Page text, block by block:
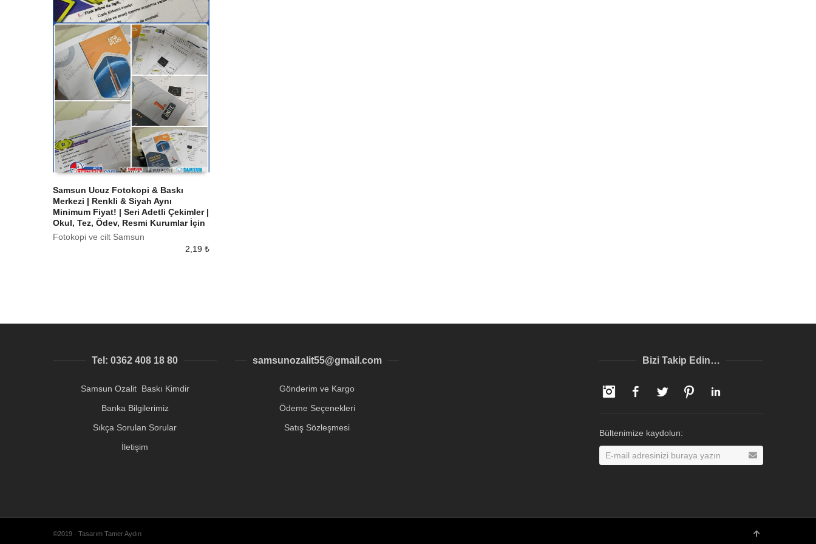
SEPETE EKLE
Samsun Ucuz Fotokopi & Baskı
Merkezi | Renkli & Siyah Aynı
Minimum Fiyat! | Seri Adetli Çekimler |
Okul, Tez, Ödev, Resmi Kurumlar İçin
Fotokopi ve cilt Samsun
2,19 ₺
Tel: 0362 408 18 80
Samsun Ozalit Baskı Kimdir
Banka Bilgilerimiz
Sıkça Sorulan Sorular
İletişim
samsunozalit55@gmail.com
Gönderim ve Kargo
Ödeme Seçenekleri
Satış Sözleşmesi
Bizi Takip Edin…
InstagramFacebookTwitter Pinterest
Bültenimize kaydolun:
©2019 · Tasarım Tamer Aydın